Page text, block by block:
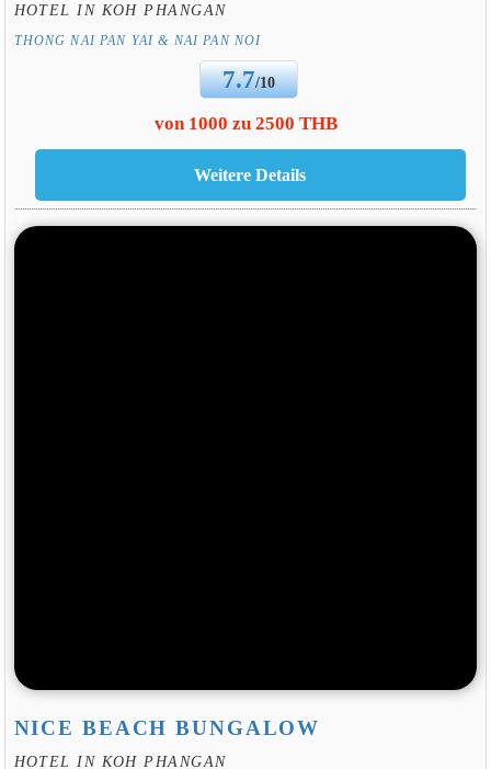
HOTEL IN KOH PHANGAN
THONG NAI PAN YAI & NAI PAN NOI
7.7/10
von 1000 zu 2500 THB
NICE BEACH BUNGALOW
HOTEL IN KOH PHANGAN